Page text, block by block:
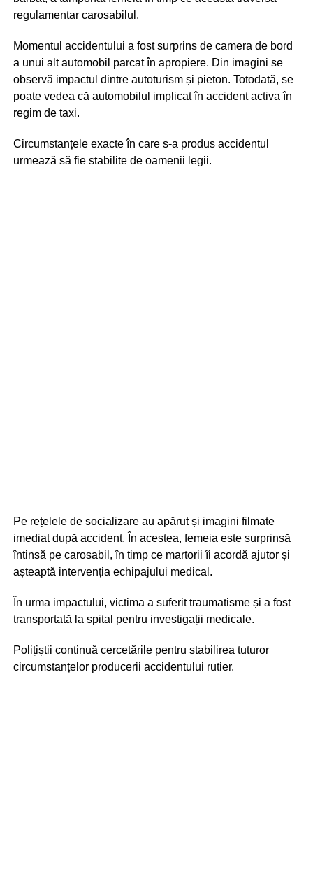
regulamentar carosabilul.
Momentul accidentului a fost surprins de camera de bord
a unui alt automobil parcat în apropiere. Din imagini se
observă impactul dintre autoturism și pieton. Totodată, se
poate vedea că automobilul implicat în accident activa în
regim de taxi.
Circumstanțele exacte în care s-a produs accidentul
urmează să fie stabilite de oamenii legii.
Pe rețelele de socializare au apărut și imagini filmate
imediat după accident. În acestea, femeia este surprinsă
întinsă pe carosabil, în timp ce martorii îi acordă ajutor și
așteaptă intervenția echipajului medical.
În urma impactului, victima a suferit traumatisme și a fost
transportată la spital pentru investigații medicale.
Polițiștii continuă cercetările pentru stabilirea tuturor
circumstanțelor producerii accidentului rutier.